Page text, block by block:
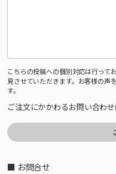
こちらの投稿への個別対応は行って
見させていただきます。お客様の声
す。
ご注文にかかわるお問い合わせ
■ お問合せ